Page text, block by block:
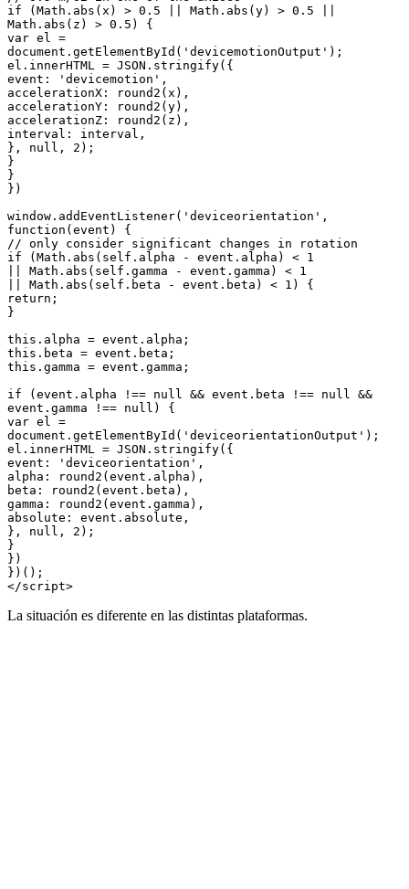
if (Math.abs(x) > 0.5 || Math.abs(y) > 0.5 ||
Math.abs(z) > 0.5) {
var el =
document.getElementById('devicemotionOutput');
el.innerHTML = JSON.stringify({
event: 'devicemotion',
accelerationX: round2(x),
accelerationY: round2(y),
accelerationZ: round2(z),
interval: interval,
}, null, 2);
}
}
})
window.addEventListener('deviceorientation',
function(event) {
// only consider significant changes in rotation
if (Math.abs(self.alpha - event.alpha) < 1
|| Math.abs(self.gamma - event.gamma) < 1
|| Math.abs(self.beta - event.beta) < 1) {
return;
}
this.alpha = event.alpha;
this.beta = event.beta;
this.gamma = event.gamma;
if (event.alpha !== null && event.beta !== null &&
event.gamma !== null) {
var el =
document.getElementById('deviceorientationOutput');
el.innerHTML = JSON.stringify({
event: 'deviceorientation',
alpha: round2(event.alpha),
beta: round2(event.beta),
gamma: round2(event.gamma),
absolute: event.absolute,
}, null, 2);
}
})
})();
</script>
La situación es diferente en las distintas plataformas.